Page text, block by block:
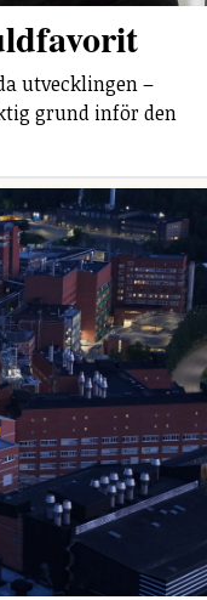
utvecklingen –
grund inför den